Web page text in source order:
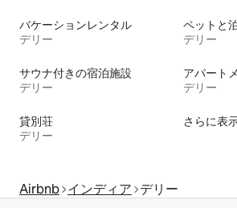
バケーションレンタル
デリー
ペットと
デリー
サウナ付きの宿泊施設
デリー
アパート
デリー
貸別荘
デリー
さらに表
Airbnb インディア デリー